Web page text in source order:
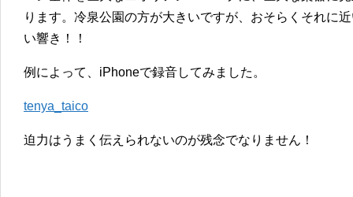
ります。冷泉公園の方が大きいですが、おそらくそれに
い響き！！
例によって、iPhoneで録音してみました。
tenya_taico
迫力はうまく伝えられないのが残念でなりません！